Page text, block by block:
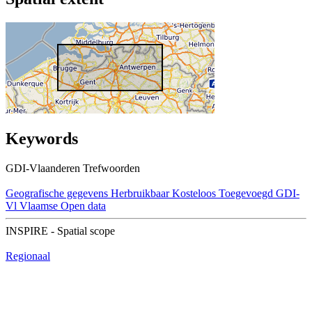
Keywords
GDI-Vlaanderen Trefwoorden
Geografische gegevens Herbruikbaar Kosteloos Toegevoegd GDI-
Vl Vlaamse Open data
INSPIRE - Spatial scope
Regionaal